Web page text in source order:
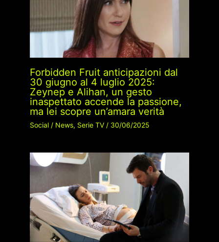
Forbidden Fruit anticipazioni dal
30 giugno al 4 luglio 2025:
Zeynep e Alihan, un gesto
inaspettato accende la passione,
ma lei scopre un’amara verità
Social/ News, Serie TV/ 30/06/2025